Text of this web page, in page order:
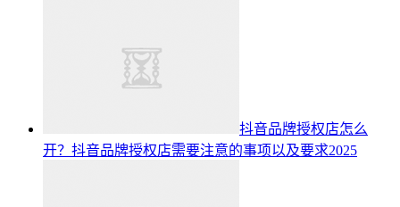
抖音品牌授权店怎么
开？抖音品牌授权店需要注意的事项以及要求2025